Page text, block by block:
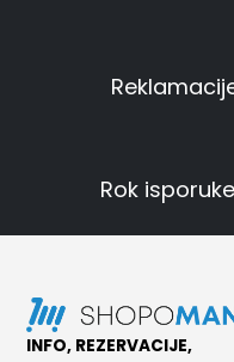
Rok
INFO, REZERVACIJE,